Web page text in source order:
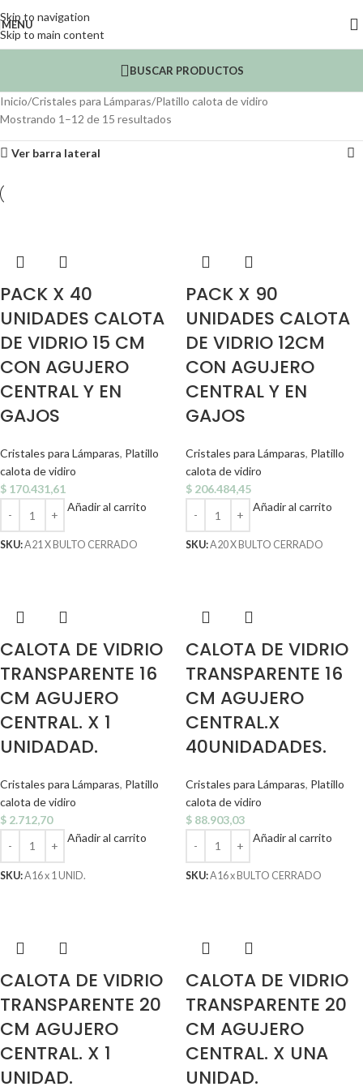
Skip to navigation
Skip to main content
MENU
BUSCAR PRODUCTOS
Inicio Cristales para Lámparas Platillo calota de vidiro
Mostrando 1–12 de 15 resultados
Ver barra lateral
PACK X 40
UNIDADES CALOTA
DE VIDRIO 15 CM
CON AGUJERO
CENTRAL Y EN
GAJOS
Cristales para Lámparas, Platillo
calota de vidiro
$ 170.431,61
Añadir al carrito
SKU:A21 X BULTO CERRADO
PACK X 90
UNIDADES CALOTA
DE VIDRIO 12CM
CON AGUJERO
CENTRAL Y EN
GAJOS
Cristales para Lámparas, Platillo
calota de vidiro
$ 206.484,45
Añadir al carrito
SKU:A20 X BULTO CERRADO
CALOTA DE VIDRIO
TRANSPARENTE 16
CM AGUJERO
CENTRAL. X 1
UNIDADAD.
Cristales para Lámparas, Platillo
calota de vidiro
$ 2.712,70
Añadir al carrito
SKU:A16 x 1 UNID.
CALOTA DE VIDRIO
TRANSPARENTE 16
CM AGUJERO
CENTRAL.X
40UNIDADADES.
Cristales para Lámparas, Platillo
calota de vidiro
$ 88.903,03
Añadir al carrito
SKU:A16 x BULTO CERRADO
CALOTA DE VIDRIO
TRANSPARENTE 20
CM AGUJERO
CENTRAL. X 1
UNIDAD.
CALOTA DE VIDRIO
TRANSPARENTE 20
CM AGUJERO
CENTRAL. X UNA
UNIDAD.